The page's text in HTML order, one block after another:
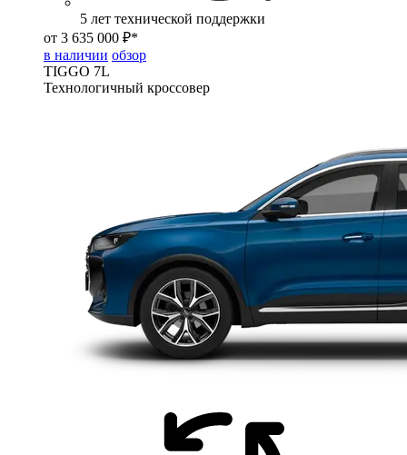
5 лет технической поддержки
от 3 635 000 ₽*
в наличии обзор
TIGGO 7L
Технологичный кроссовер